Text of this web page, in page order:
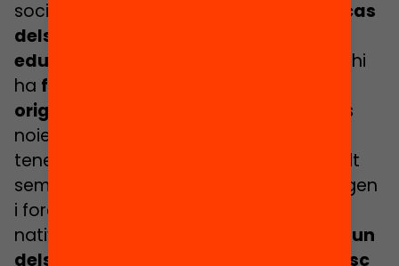
social i educativa i
arriba al 43% en el cas
dels alumnes amb necessitats
educatives especials
(NESE A). També hi
ha fortes desigualtats per gènere i
origen
: els nois abandonen més que les
noies, però les noies d’origen estranger
tenen unes taxes d’abandonament molt
semblants a les dels nois del mateix origen
i força més altes que les de les noies
natives.
un
dels factors que més incrementa el risc